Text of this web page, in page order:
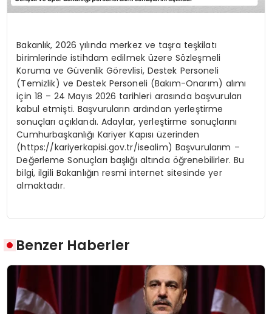
Bakanlık, 2026 yılında merkez ve taşra teşkilatı
birimlerinde istihdam edilmek üzere Sözleşmeli
Koruma ve Güvenlik Görevlisi, Destek Personeli
(Temizlik) ve Destek Personeli (Bakım-Onarım) alımı
için 18 – 24 Mayıs 2026 tarihleri arasında başvuruları
kabul etmişti. Başvuruların ardından yerleştirme
sonuçları açıklandı. Adaylar, yerleştirme sonuçlarını
Cumhurbaşkanlığı Kariyer Kapısı üzerinden
(https://kariyerkapisi.gov.tr/isealim) Başvurularım –
Değerleme Sonuçları başlığı altında öğrenebilirler. Bu
bilgi, ilgili Bakanlığın resmi internet sitesinde yer
almaktadır.
Benzer Haberler